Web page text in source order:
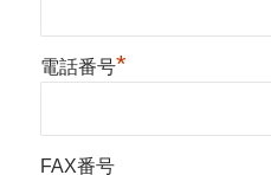
電話番号*
FAX番号